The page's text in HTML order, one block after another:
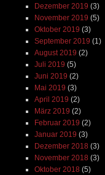
Dezember 2019 (3)
November 2019 (5)
Oktober 2019 (3)
September 2019 (1)
August 2019 (2)
Juli 2019 (5)
Juni 2019 (2)
Mai 2019 (3)
April 2019 (2)
März 2019 (2)
Februar 2019 (2)
Januar 2019 (3)
Dezember 2018 (3)
November 2018 (3)
Oktober 2018 (5)